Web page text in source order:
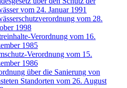
vom 24. Januar 1991
vom 28.
1998
Verordnung vom 16.
1985
Verordnung vom 15.
1986
über die Sanierung von
Standorten vom 26. August